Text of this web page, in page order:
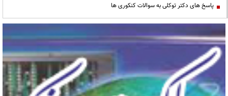
پاسخ های دکتر توکلی به سوالات کنکوری ها